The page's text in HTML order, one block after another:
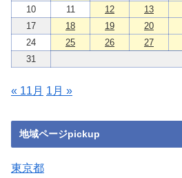
10
11 12 13
17
18 19 20
24
25 26 27
31
« 11月 1月 »
地域ページpickup
東京都